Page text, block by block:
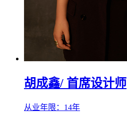
胡成鑫/ 首席设计师
从业年限：14年